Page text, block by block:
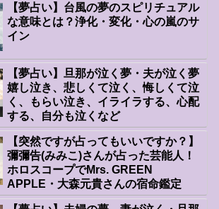
【夢占い】台風の夢のスピリチュアル
な意味とは？浄化・変化・心の嵐のサ
イン
【夢占い】旦那が泣く夢・夫が泣く夢
嬉し泣き、悲しくて泣く、悔しくて泣
く、もらい泣き、イライラする、心配
する、自分も泣くなど
【突然ですが占ってもいいですか？】
彌彌告(みみこ)さんが占った芸能人！
ホロスコープでMrs. GREEN
APPLE・大森元貴さんの宿命鑑定